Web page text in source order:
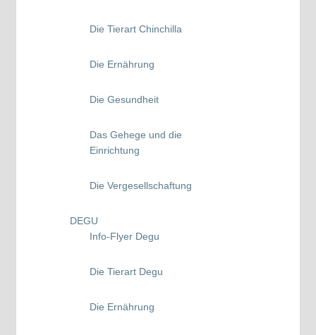
Die Tierart Chinchilla
Die Ernährung
Die Gesundheit
Das Gehege und die
Einrichtung
Die Vergesellschaftung
DEGU
Info-Flyer Degu
Die Tierart Degu
Die Ernährung